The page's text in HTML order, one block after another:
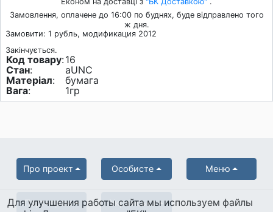
Замовлення, оплачене до 16:00 по буднях, буде відправлено того
ж дня.
Замовити: 1 рубль, модификация 2012
Закінчується.
Код товару:16
Стан:
aUNC
Матеріал:
бумага
Вага: 1гр
Про проект Особисте Меню
Партнерам Українська
Для улучшения работы сайта мы используем файлы